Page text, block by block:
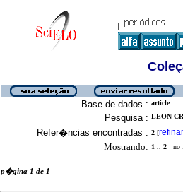
Base de dados : article
Pesquisa : LEON
Refer�ncias encontradas : 2 [refinar
Mostrando: 1 .. 2 no
p�gina 1 de 1